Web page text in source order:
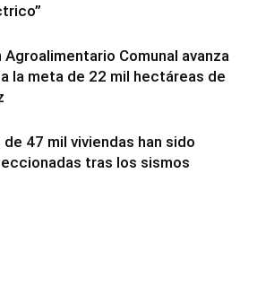
Agroalimentario Comunal avanza
la meta de 22 mil hectáreas de
de 47 mil viviendas han sido
tras los sismos